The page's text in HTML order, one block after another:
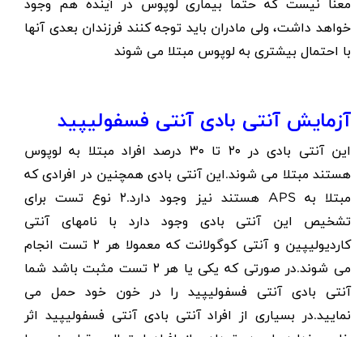
معنا نیست که حتما بیماری لوپوس در آینده هم وجود
خواهد داشت، ولی مادران باید توجه کنند فرزندان بعدی آنها
با احتمال بیشتری به لوپوس مبتلا می شوند
آزمایش آنتی بادی آنتی فسفولیپید
این آنتی بادی در ۲۰ تا ۳۰ درصد افراد مبتلا به لوپوس
هستند مبتلا می شوند.این آنتی بادی همچنین در افرادی که
مبتلا به APS هستند نیز وجود دارد.۲ نوع تست برای
تشخیص این آنتی بادی وجود دارد با نامهای آنتی
کاردیولیپین و آنتی کوگولانت که معمولا هر ۲ تست انجام
می شوند.در صورتی که یکی یا هر ۲ تست مثبت باشد شما
آنتی بادی آنتی فسفولیپید را در خون خود حمل می
نمایید.در بسیاری از افراد آنتی بادی آنتی فسفولیپید اثر